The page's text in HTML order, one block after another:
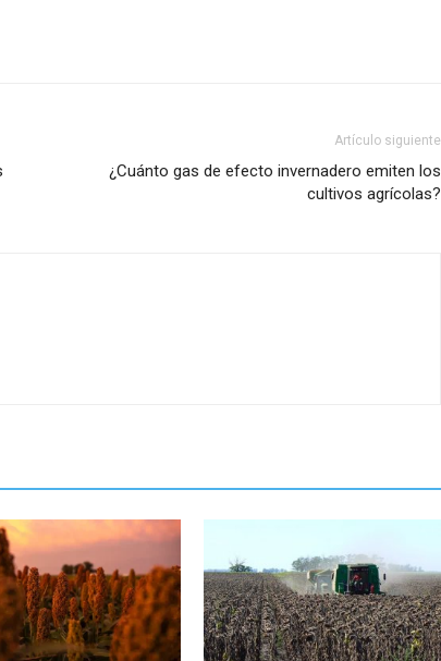
Artículo siguiente
¿Cuánto gas de efecto invernadero emiten los
cultivos agrícolas?